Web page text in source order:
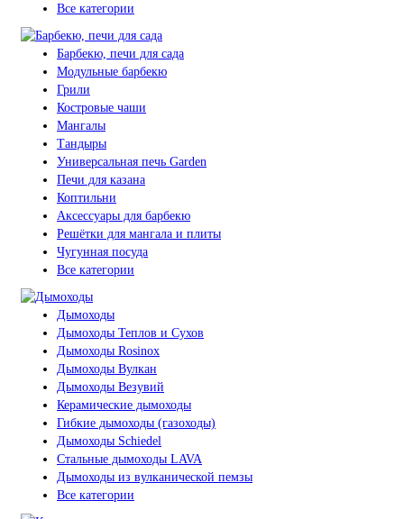
Все категории
Барбекю, печи для сада
Модульные барбекю
Грили
Костровые чаши
Мангалы
Тандыры
Универсальная печь Garden
Печи для казана
Коптильни
Аксессуары для барбекю
Решётки для мангала и плиты
Чугунная посуда
Все категории
Дымоходы
Дымоходы Теплов и Сухов
Дымоходы Rosinox
Дымоходы Вулкан
Дымоходы Везувий
Керамические дымоходы
Гибкие дымоходы (газоходы)
Дымоходы Schiedel
Стальные дымоходы LAVA
Дымоходы из вулканической пемзы
Все категории